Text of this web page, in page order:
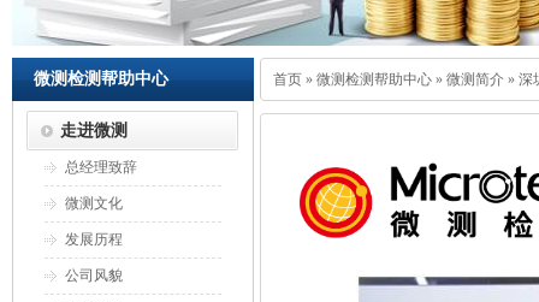
微测检测帮助中心
走进微测
总经理致辞
微测文化
发展历程
公司风貌
首页 » 微测检测帮助中心 » 微测简介 » 深